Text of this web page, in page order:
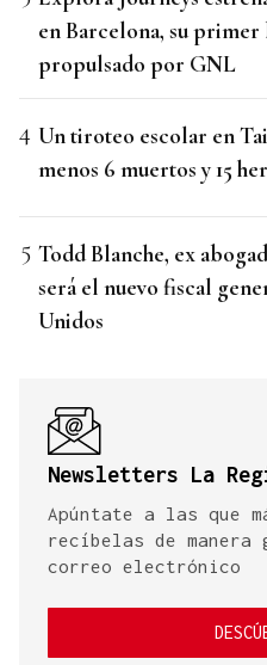
en Barcelona, su primer
propulsado por GNL
Un tiroteo escolar en
menos 6 muertos y 15
Todd Blanche, ex
será el nuevo fiscal
Unidos
Newsletters La
Apúntate a las que
recíbelas de
correo electrónico